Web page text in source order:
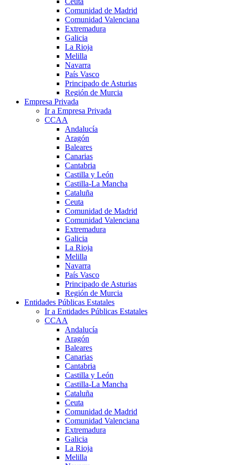
Comunidad de Madrid
Comunidad Valenciana
Extremadura
Galicia
La Rioja
Melilla
Navarra
País Vasco
Principado de Asturias
Región de Murcia
Empresa Privada
Ir a Empresa Privada
CCAA
Andalucía
Aragón
Baleares
Canarias
Cantabria
Castilla y León
Castilla-La Mancha
Cataluña
Ceuta
Comunidad de Madrid
Comunidad Valenciana
Extremadura
Galicia
La Rioja
Melilla
Navarra
País Vasco
Principado de Asturias
Región de Murcia
Entidades Públicas Estatales
Ir a Entidades Públicas Estatales
CCAA
Andalucía
Aragón
Baleares
Canarias
Cantabria
Castilla y León
Castilla-La Mancha
Cataluña
Ceuta
Comunidad de Madrid
Comunidad Valenciana
Extremadura
Galicia
La Rioja
Melilla